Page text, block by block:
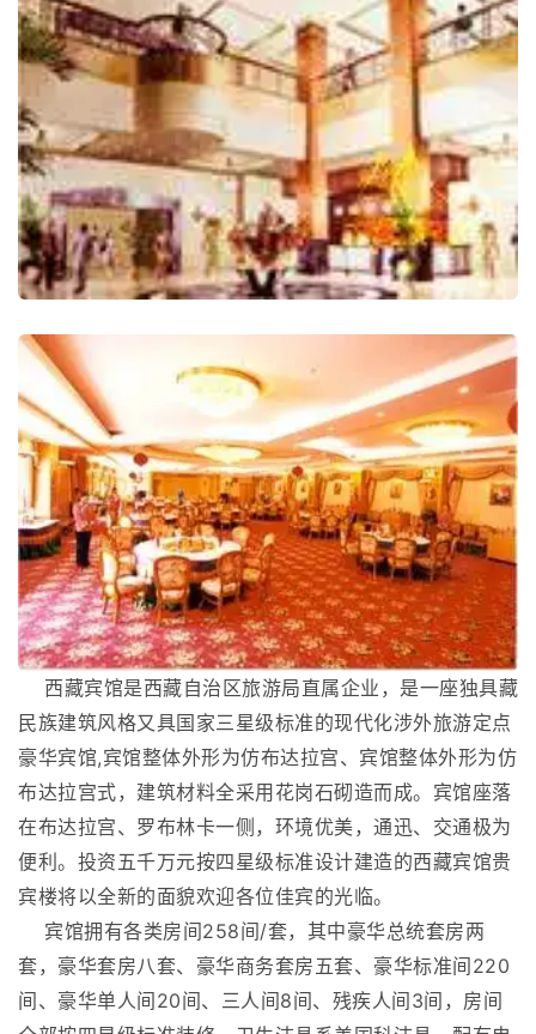
西藏宾馆是西藏自治区旅游局直属企业，是一座独具藏
民族建筑风格又具国家三星级标准的现代化涉外旅游定点
豪华宾馆,宾馆整体外形为仿布达拉宫、宾馆整体外形为仿
布达拉宫式，建筑材料全采用花岗石砌造而成。宾馆座落
在布达拉宫、罗布林卡一侧，环境优美，通迅、交通极为
便利。投资五千万元按四星级标准设计建造的西藏宾馆贵
宾楼将以全新的面貌欢迎各位佳宾的光临。
宾馆拥有各类房间258间/套，其中豪华总统套房两
套，豪华套房八套、豪华商务套房五套、豪华标准间220
间、豪华单人间20间、三人间8间、残疾人间3间，房间